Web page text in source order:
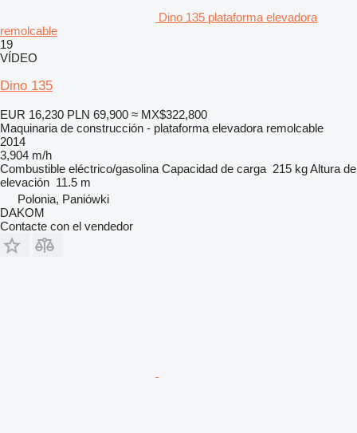
Dino 135 plataforma elevadora
remolcable
19
VÍDEO
Dino 135
EUR 16,230 PLN 69,900 ≈ MX$322,800
Maquinaria de construcción - plataforma elevadora remolcable
2014
3,904 m/h
Combustible eléctrico/gasolina Capacidad de carga 215 kgAltura de
elevación 11.5 m
Polonia, Paniówki
DAKOM
Contacte con el vendedor